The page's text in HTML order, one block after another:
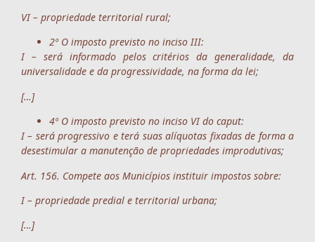
VI – propriedade territorial rural;
2º O imposto previsto no inciso III:
I – será informado pelos critérios da generalidade, da
universalidade e da progressividade, na forma da lei;
[…]
4º O imposto previsto no inciso VI do caput:
I – será progressivo e terá suas alíquotas fixadas de forma a
desestimular a manutenção de propriedades improdutivas;
Art. 156. Compete aos Municípios instituir impostos sobre:
I – propriedade predial e territorial urbana;
[…]